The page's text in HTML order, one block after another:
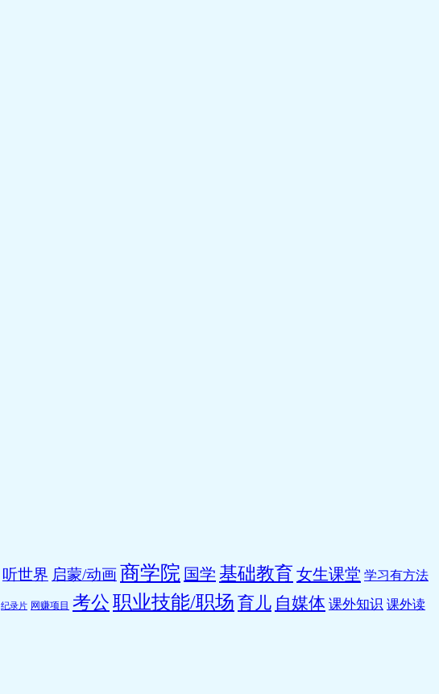
听世界 启蒙/动画商学院 国学 基础教育 女生课堂 学习有方法
纪录片 网赚项目 考公 职业技能/职场 育儿 自媒体 课外知识 课外读